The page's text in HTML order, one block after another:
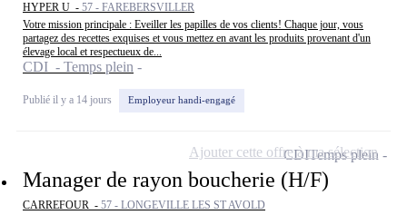
HYPER U - 57 - FAREBERSVILLER
Votre mission principale : Eveiller les papilles de vos clients! Chaque jour, vous
partagez des recettes exquises et vous mettez en avant les produits provenant d'un
élevage local et respectueux de...
CDI - Temps plein
Publié il y a 14 jours Employeur handi-engagé
Manager de rayon boucherie (H/F)
CARREFOUR - 57 - LONGEVILLE LES ST AVOLD
CDITemps plein
Ajouter cette offre à ma sélection